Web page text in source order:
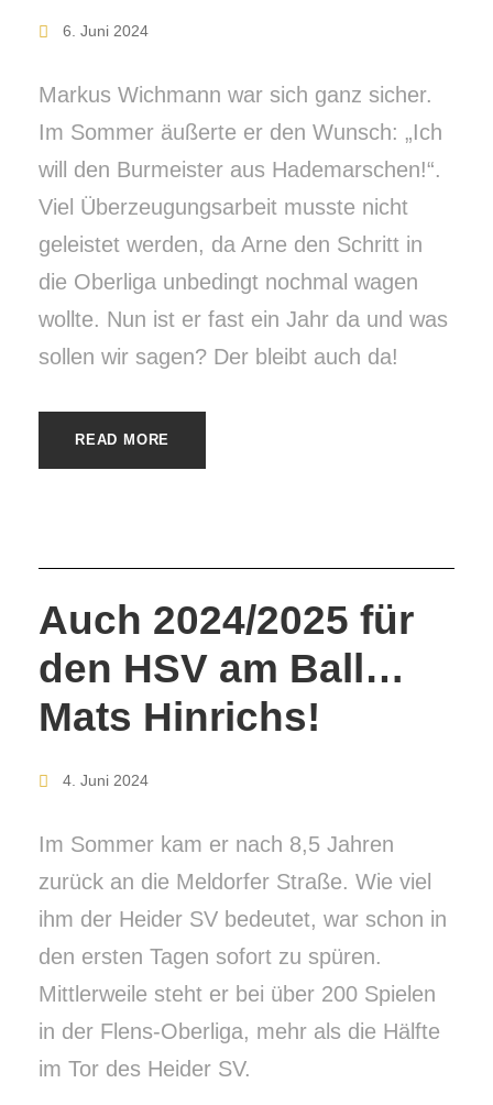
6. Juni 2024
Markus Wichmann war sich ganz sicher.
Im Sommer äußerte er den Wunsch: „Ich
will den Burmeister aus Hademarschen!“.
Viel Überzeugungsarbeit musste nicht
geleistet werden, da Arne den Schritt in
die Oberliga unbedingt nochmal wagen
wollte. Nun ist er fast ein Jahr da und was
sollen wir sagen? Der bleibt auch da!
READ MORE
Auch 2024/2025 für
den HSV am Ball…
Mats Hinrichs!
4. Juni 2024
Im Sommer kam er nach 8,5 Jahren
zurück an die Meldorfer Straße. Wie viel
ihm der Heider SV bedeutet, war schon in
den ersten Tagen sofort zu spüren.
Mittlerweile steht er bei über 200 Spielen
in der Flens-Oberliga, mehr als die Hälfte
im Tor des Heider SV.